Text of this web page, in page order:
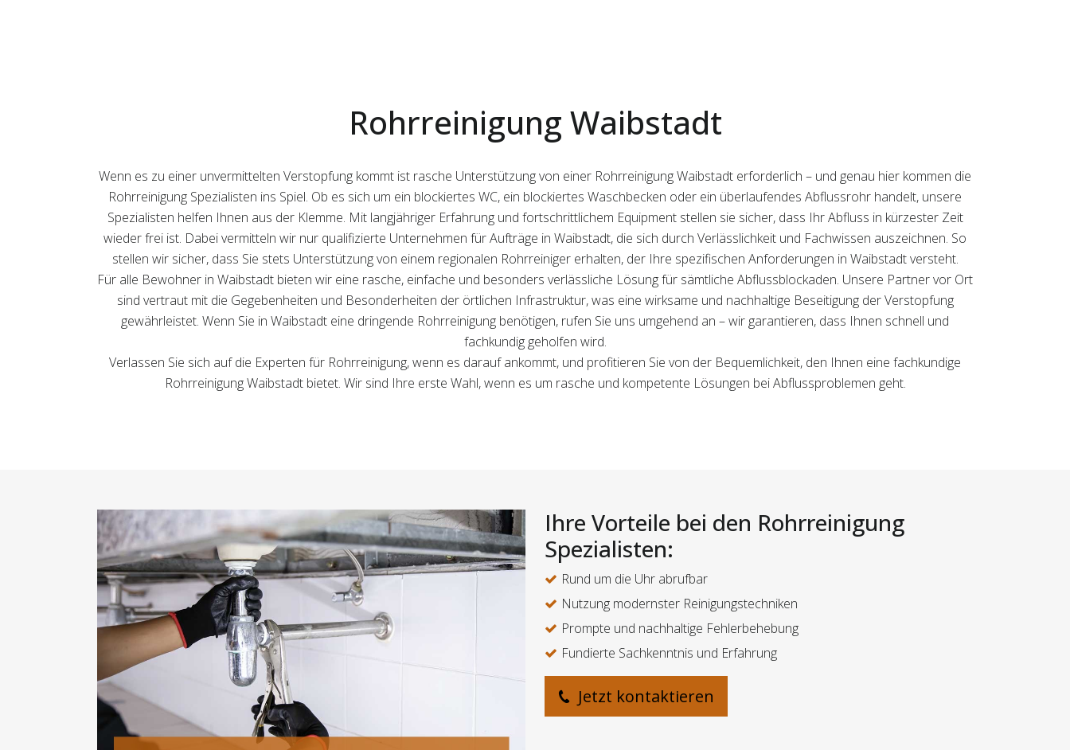
Rohrreinigung Waibstadt
Wenn es zu einer unvermittelten Verstopfung kommt ist rasche Unterstützung von einer Rohrreinigung Waibstadt erforderlich – und genau hier kommen die
Rohrreinigung Spezialisten ins Spiel. Ob es sich um ein blockiertes WC, ein blockiertes Waschbecken oder ein überlaufendes Abflussrohr handelt, unsere
Spezialisten helfen Ihnen aus der Klemme. Mit langjähriger Erfahrung und fortschrittlichem Equipment stellen sie sicher, dass Ihr Abfluss in kürzester Zeit
wieder frei ist. Dabei vermitteln wir nur qualifizierte Unternehmen für Aufträge in Waibstadt, die sich durch Verlässlichkeit und Fachwissen auszeichnen. So
stellen wir sicher, dass Sie stets Unterstützung von einem regionalen Rohrreiniger erhalten, der Ihre spezifischen Anforderungen in Waibstadt versteht.
Für alle Bewohner in Waibstadt bieten wir eine rasche, einfache und besonders verlässliche Lösung für sämtliche Abflussblockaden. Unsere Partner vor Ort
sind vertraut mit die Gegebenheiten und Besonderheiten der örtlichen Infrastruktur, was eine wirksame und nachhaltige Beseitigung der Verstopfung
gewährleistet. Wenn Sie in Waibstadt eine dringende Rohrreinigung benötigen, rufen Sie uns umgehend an – wir garantieren, dass Ihnen schnell und
fachkundig geholfen wird.
Verlassen Sie sich auf die Experten für Rohrreinigung, wenn es darauf ankommt, und profitieren Sie von der Bequemlichkeit, den Ihnen eine fachkundige
Rohrreinigung Waibstadt bietet. Wir sind Ihre erste Wahl, wenn es um rasche und kompetente Lösungen bei Abflussproblemen geht.
Ihre Vorteile bei den Rohrreinigung
Spezialisten:
Rund um die Uhr abrufbar
Nutzung modernster Reinigungstechniken
Prompte und nachhaltige Fehlerbehebung
Fundierte Sachkenntnis und Erfahrung
Jetzt kontaktieren